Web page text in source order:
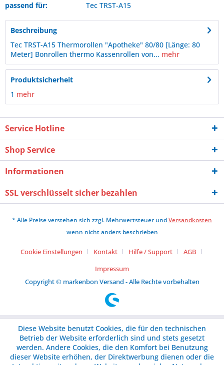
passend für:
Tec TRST-A15
Beschreibung
Tec TRST-A15 Thermorollen "Apotheke" 80/80 [Länge: 80
Meter] Bonrollen thermo Kassenrollen von... mehr
Produktsicherheit
1 mehr
Service Hotline
Shop Service
Informationen
SSL verschlüsselt sicher bezahlen
* Alle Preise verstehen sich zzgl. Mehrwertsteuer undVersandkosten
wenn nicht anders beschrieben
Cookie Einstellungen Kontakt Hilfe / Support
AGB
Impressum
Copyright © markenbon Versand - Alle Rechte vorbehalten
Diese Website benutzt Cookies, die für den technischen
Betrieb der Website erforderlich sind und stets gesetzt
werden. Andere Cookies, die den Komfort bei Benutzung
dieser Website erhöhen, der Direktwerbung dienen oder die